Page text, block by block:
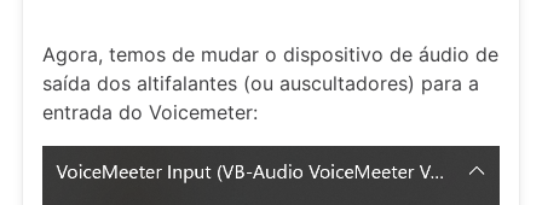
Agora, temos de mudar o dispositivo de áudio de
saída dos altifalantes (ou auscultadores) para a
entrada do Voicemeter: